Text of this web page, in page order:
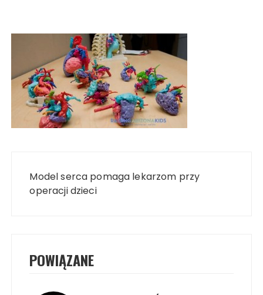
wpisu
Model serca pomaga lekarzom przy
operacji dzieci
POWIĄZANE